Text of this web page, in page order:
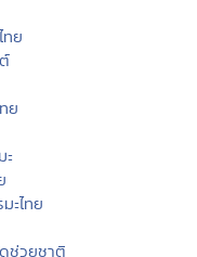
ทย
ย
ะ
ะไทย
ช่วยชาติ